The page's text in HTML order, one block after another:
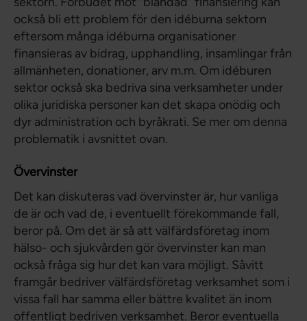
också bli ett problem för den idéburna sektorn
eftersom många idéburna organisationer
finansieras av bidrag, upphandling, insamlingar från
allmänheten, donationer, arv m.m. Om idéburen
sektor också ska bedriva sina verksamheter under
olika juridiska personer kan det skapa onödig och
dyr administration och byråkrati. Se mer om denna
problematik i avsnittet ovan.
Övervinster
Det kan diskuteras vad övervinster är, hur vanliga
de är och vad de, i eventuellt förekommande fall,
beror på. Om det är så att välfärdsföretag inom
hälso- och sjukvården gör övervinster kan man
också fråga sig hur det kan vara möjligt. Såvitt
framgår bedriver välfärdsföretag verksamhet som i
vissa fall har samma eller bättre kvalitet än inom
offentligt bedriven verksamhet. Beror eventuella